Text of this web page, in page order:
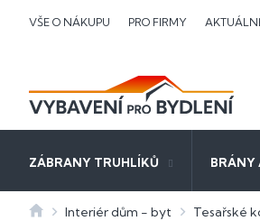
VŠE O NÁKUPU PRO FIRMY
ZÁBRANY TRUHLÍKŮ BRÁNY
DomůInteriér dům - byt Tesařské